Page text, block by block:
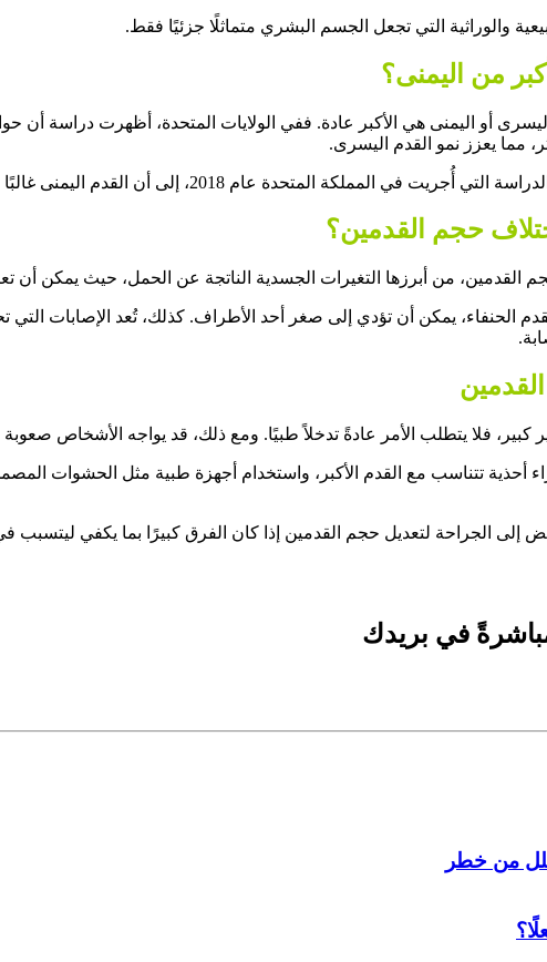
والوراثية التي تجعل الجسم البشري متماثلًا جزئيًا فقط.
من اليمنى؟
مما يعزز نمو القدم اليسرى.
إلى أن القدم اليمنى غالبًا ما تكون أكبر لدى حوالي 54.8% من الرجال و50.7% من النساء.
حجم القدمين؟
القدمين، من أبرزها التغيرات الجسدية الناتجة عن الحمل، حيث يمكن أن
الحنفاء، يمكن أن تؤدي إلى صغر أحد الأطراف. كذلك، تُعد الإصابات
كبير، فلا يتطلب الأمر عادةً تدخلاً طبيًا. ومع ذلك، قد يواجه الأشخاص صعوبة
أحذية تتناسب مع القدم الأكبر، واستخدام أجهزة طبية مثل الحشوات
إلى الجراحة لتعديل حجم القدمين إذا كان الفرق كبيرًا بما يكفي
في بريدك
من خطر